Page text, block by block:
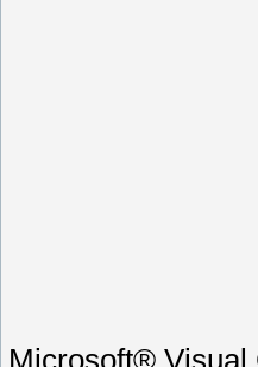
Microsoft® Visual